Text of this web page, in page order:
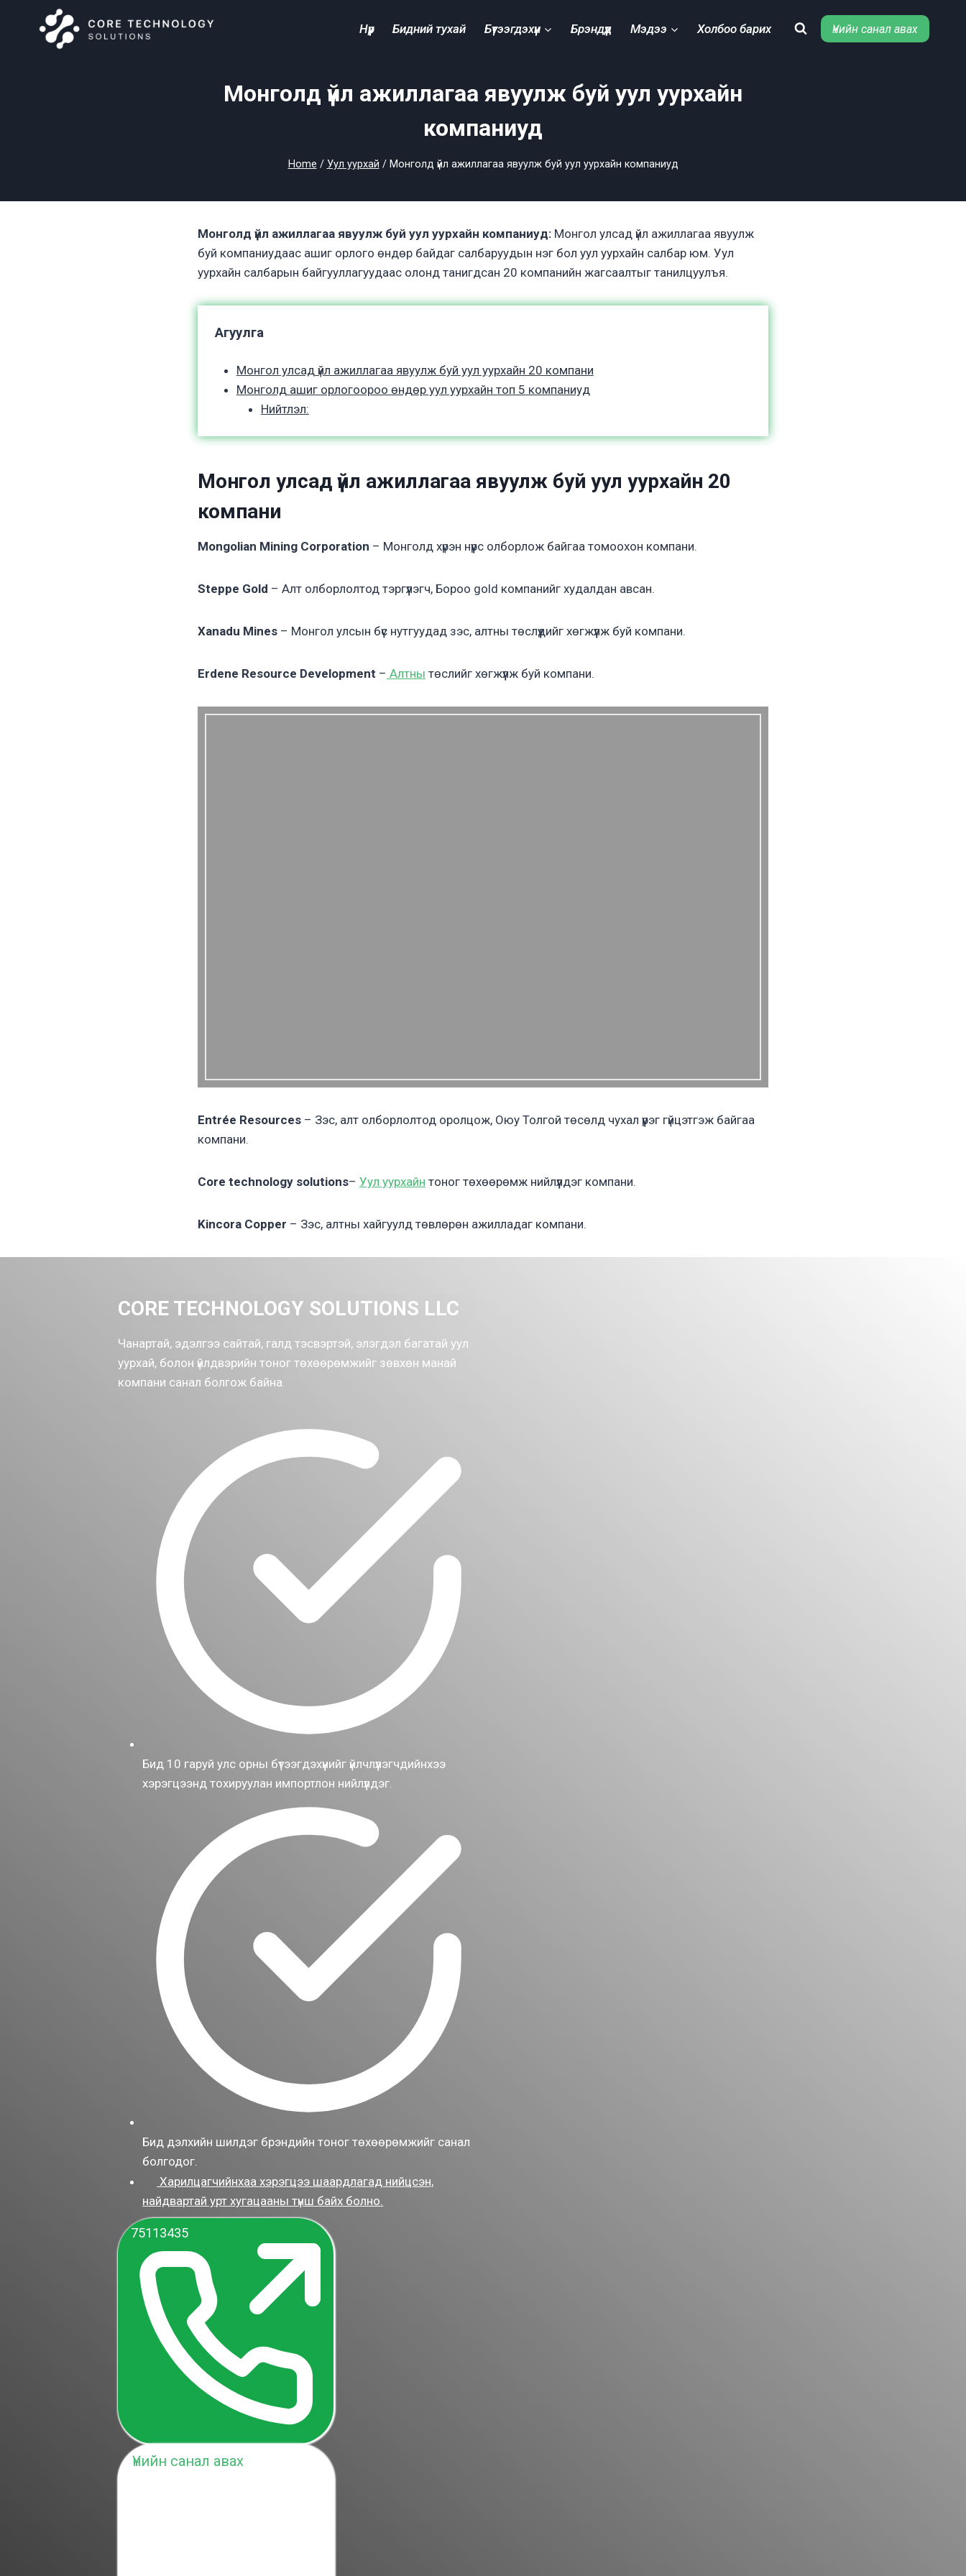
Нүүр Бидний тухай Бүтээгдэхүүн Брэндүүд Мэдээ Холбоо барих Үнийн санал авах
Монголд үйл ажиллагаа явуулж буй уул уурхайн
компаниуд
Home / Уул уурхай / Монголд үйл ажиллагаа явуулж буй уул уурхайн компаниуд
Монголд үйл ажиллагаа явуулж буй уул уурхайн компаниуд: Монгол улсад үйл ажиллагаа явуулж
буй компаниудаас ашиг орлого өндөр байдаг салбаруудын нэг бол уул уурхайн салбар юм. Уул
уурхайн салбарын байгууллагуудаас олонд танигдсан 20 компанийн жагсаалтыг танилцуулъя.
Агуулга
Монгол улсад үйл ажиллагаа явуулж буй уул уурхайн 20 компани
Монголд ашиг орлогоороо өндөр уул уурхайн топ 5 компаниуд
Нийтлэл:
Монгол улсад үйл ажиллагаа явуулж буй уул уурхайн 20
компани
Mongolian Mining Corporation – Монголд хүрэн нүүрс олборлож байгаа томоохон компани.
Steppe Gold – Алт олборлолтод тэргүүлэгч, Бороо gold компанийг худалдан авсан.
Xanadu Mines – Монгол улсын бүс нутгуудад зэс, алтны төслүүдийг хөгжүүлж буй компани.
Erdene Resource Development – Алтны төслийг хөгжүүлж буй компани.
Entrée Resources – Зэс, алт олборлолтод оролцож, Оюу Толгой төсөлд чухал үүрэг гүйцэтгэж байгаа
компани.
Core technology solutions– Уул уурхайн тоног төхөөрөмж нийлүүлдэг компани.
Kincora Copper – Зэс, алтны хайгуулд төвлөрөн ажилладаг компани.
CORE TECHNOLOGY SOLUTIONS LLC
Чанартай, эдэлгээ сайтай, галд тэсвэртэй, элэгдэл багатай уул
уурхай, болон үйлдвэрийн тоног төхөөрөмжийг зөвхөн манай
компани санал болгож байна.
Бид 10 гаруй улс орны бүтээгдэхүүнийг үйлчлүүлэгчдийнхээ
хэрэгцээнд тохируулан импортлон нийлүүлдэг.
Бид дэлхийн шилдэг брэндийн тоног төхөөрөмжийг санал
болгодог.
Харилцагчийнхаа хэрэгцээ шаардлагад нийцсэн,
найдвартай урт хугацааны түнш байх болно.
75113435
Үнийн санал авах